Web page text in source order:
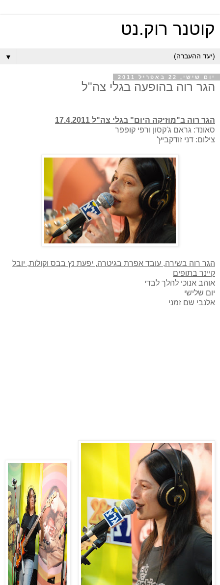
קוטנר רוק.נט
▼
יום שישי, 22 באפריל 2011
הגר רוה בהופעה בגלי צה"ל
הגר רוה ב"מוזיקה היום" בגלי צה"ל 17.4.2011
סאונד: גראם ג'קסון ורפי קופפר
צילום: דני זודקביץ'
הגר רוה בשירה, עובד אפרת בגיטרה, יפעת נץ בבס וקולות, יובל
קיינר בתופים
אוהב אנוכי להלך לבדי
יום שלישי
אלנבי שם זמני